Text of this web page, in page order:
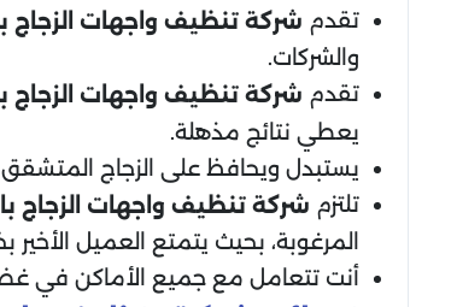
تقدم شركة تنظيف واجهات الزجاج
والشركات.
تقدم شركة تنظيف واجهات الزجاج
يعطي نتائج مذهلة.
يستبدل ويحافظ على الزجاج
تلتزم شركة تنظيف واجهات الزجاج
المرغوبة، بحيث يتمتع العميل
أنت تتعامل مع جميع الأماكن في